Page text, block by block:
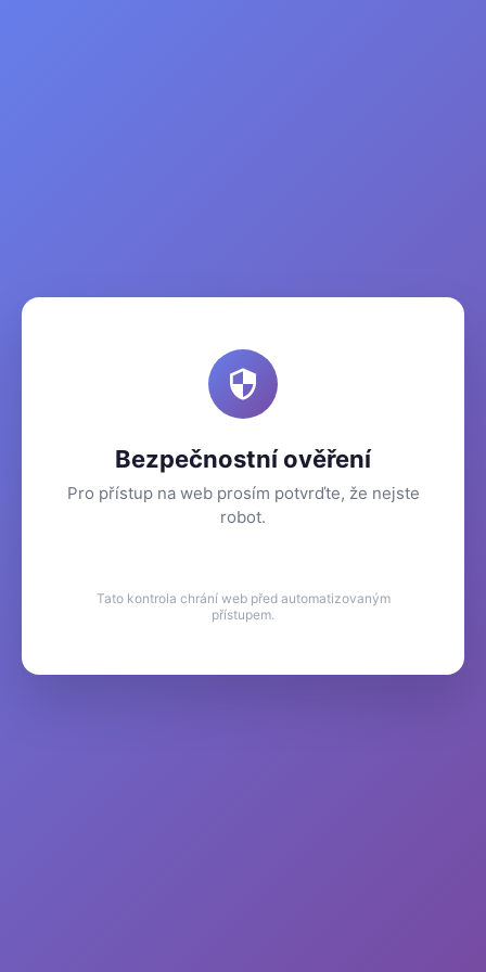
Bezpečnostní ověření
Pro přístup na web prosím potvrďte, že nejste
robot.
Tato kontrola chrání web před automatizovaným
přístupem.